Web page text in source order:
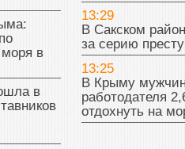
в
в
13:29
В Сакском
за серию
13:25
В Крыму
работодателя
отдохнуть на